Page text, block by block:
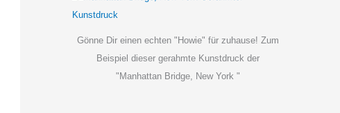
Gönne Dir einen echten "Howie" für zuhause! Zum
Beispiel dieser gerahmte Kunstdruck der
"Manhattan Bridge, New York "